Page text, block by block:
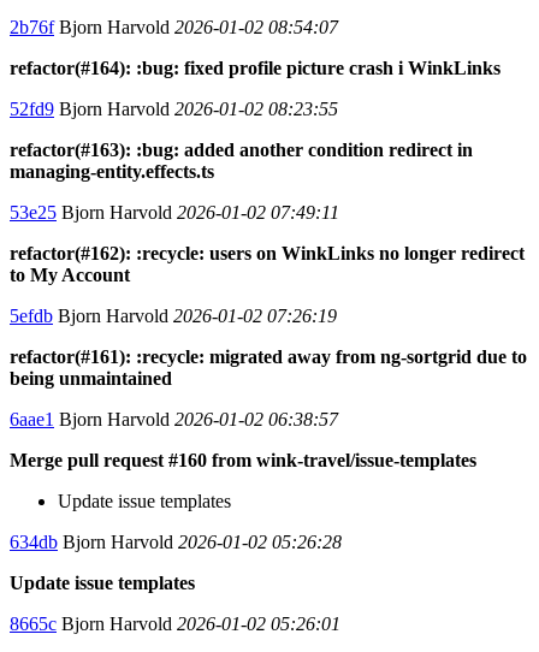
2b76fBjorn Harvold 2026-01-02 08:54:07
refactor(#164): :bug: fixed profile picture crash i WinkLinks
52fd9 Bjorn Harvold 2026-01-02 08:23:55
refactor(#163): :bug: added another condition redirect in
managing-entity.effects.ts
53e25 Bjorn Harvold 2026-01-02 07:49:11
refactor(#162): :recycle: users on WinkLinks no longer redirect
to My Account
5efdb Bjorn Harvold 2026-01-02 07:26:19
refactor(#161): :recycle: migrated away from ng-sortgrid due to
being unmaintained
6aae1 Bjorn Harvold 2026-01-02 06:38:57
Merge pull request #160 from wink-travel/issue-templates
Update issue templates
634db Bjorn Harvold 2026-01-02 05:26:28
Update issue templates
8665c Bjorn Harvold 2026-01-02 05:26:01